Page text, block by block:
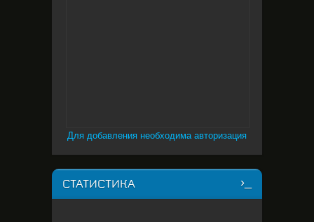
Для добавления необходима авторизация
СТАТИСТИКА